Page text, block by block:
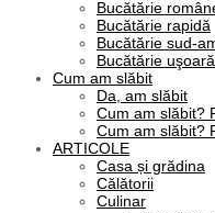
Bucătărie
Bucătărie rapidă
Bucătărie sud-
Bucătărie uşoară
Cum am slăbit
Da, am slăbit
Cum am slăbit?
Cum am slăbit?
ARTICOLE
Casa și grădina
Călătorii
Culinar